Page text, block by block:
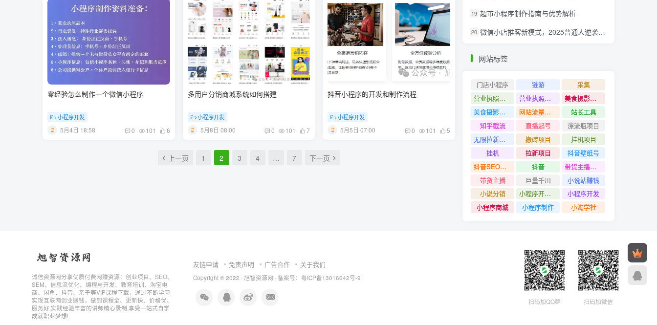
零经验怎么制作一个微信小程序
小程序开发
5月4日 18:58 0 101 6
多用户分销商城系统如何搭建
小程序开发
5月8日 08:00 0 101 7
抖音小程序的开发和制作流程
小程序开发
5月5日 07:00 0 101 5
上一页 1 2 3 4 … 7 下一页
19 超市小程序制作指南与优势解析
20 微信小店推客新模式，2025普通人逆袭的亿级财富新风口
网站标签
门店小程序 链游
采集
营业执照注销教程
营业执照出证教程
美食摄影课程
美食摄影教程
网站流量赚钱
站长工具
知乎截流
直播起号
漂流瓶项目
无限拉新项目
搬砖项目
挂机项目
挂机
拉新项目
抖音壁纸号
抖音SEO技术
抖音
带货主播创造营
带货主播
巨量千川
小说站赚钱
小说分销
小程序开发#小程序制作
小程序开发
小程序商城
小程序制作 小淘学社
诚信资源网分享优质付费网赚资源：创业项目、SEO、
SEM、信息流优化、编程与开发、教育培训、淘宝电
商、闲鱼、抖音、亲子等VIP课程下载，通过不断学习
实现互联网创业赚钱，做到课程全、更新快、价格优、
服务好,实践经验丰富的讲师精心录制,享受一站式自学
成就职业梦想!
友链申请 免责声明 广告合作 关于我们
Copyright © 2022 · 旭智资源网 · 备案号： 粤ICP备13016642号-9
扫码加QQ群 扫码加微信